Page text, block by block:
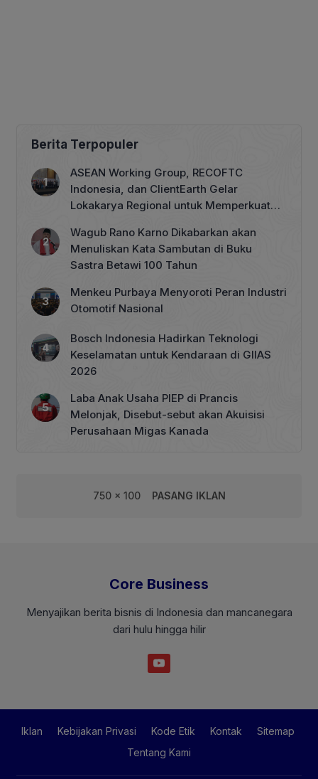
Berita Terpopuler
ASEAN Working Group, RECOFTC
Indonesia, dan ClientEarth Gelar
Lokakarya Regional untuk Memperkuat
Wagub Rano Karno Dikabarkan akan
Menuliskan Kata Sambutan di Buku
Sastra Betawi 100 Tahun
Menkeu Purbaya Menyoroti Peran Industri
Otomotif Nasional
Bosch Indonesia Hadirkan Teknologi
Keselamatan untuk Kendaraan di GIIAS
2026
Laba Anak Usaha PIEP di Prancis
Melonjak, Disebut-sebut akan Akuisisi
Perusahaan Migas Kanada
750 x 100 PASANG IKLAN
Core Business
Menyajikan berita bisnis di Indonesia dan mancanegara
dari hulu hingga hilir
Iklan Kebijakan Privasi Kode Etik Kontak
Sitemap
Tentang Kami